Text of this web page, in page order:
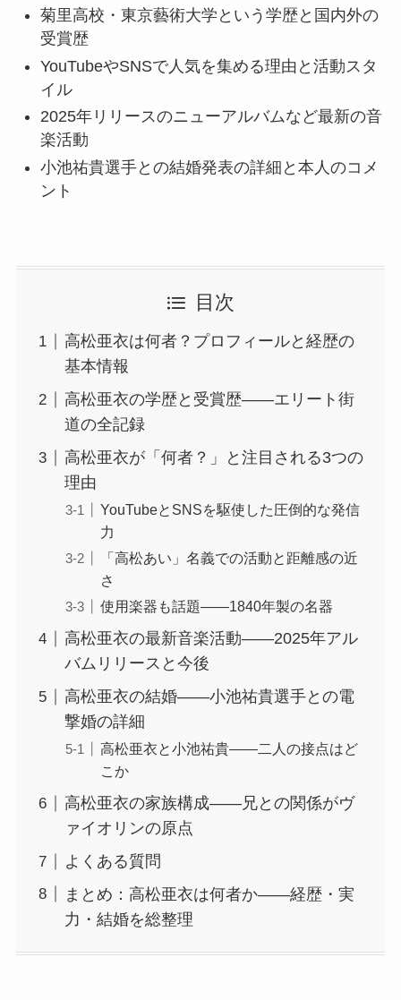
菊里高校・東京藝術大学という学歴と国内外の
受賞歴
YouTubeやSNSで人気を集める理由と活動スタ
イル
2025年リリースのニューアルバムなど最新の音
楽活動
小池祐貴選手との結婚発表の詳細と本人のコメ
ント
目次
高松亜衣は何者？プロフィールと経歴の
基本情報
高松亜衣の学歴と受賞歴——エリート街
道の全記録
高松亜衣が「何者？」と注目される3つの
理由
YouTubeとSNSを駆使した圧倒的な発信
力
「高松あい」名義での活動と距離感の近
さ
使用楽器も話題——1840年製の名器
高松亜衣の最新音楽活動——2025年アル
バムリリースと今後
高松亜衣の結婚——小池祐貴選手との電
撃婚の詳細
高松亜衣と小池祐貴——二人の接点はど
こか
高松亜衣の家族構成——兄との関係がヴ
ァイオリンの原点
よくある質問
まとめ：高松亜衣は何者か——経歴・実
力・結婚を総整理